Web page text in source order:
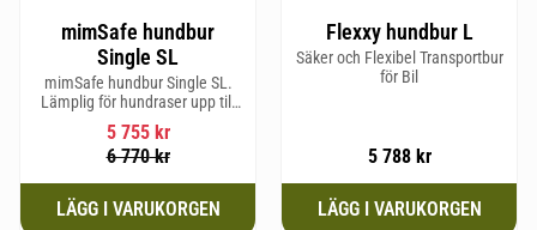
mimSafe hundbur
Single SL
mimSafe hundbur Single SL.
Lämplig för hundraser upp till
58 cm i mankhöjd.
5 755kr
6 770kr
Flexxy hundbur L
Säker och Flexibel Transportbur
för Bil
5 788kr